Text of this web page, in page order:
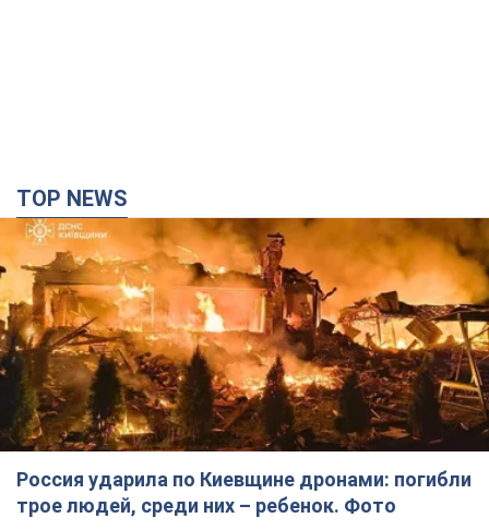
TOP NEWS
Россия ударила по Киевщине дронами: погибли
трое людей, среди них – ребенок. Фото